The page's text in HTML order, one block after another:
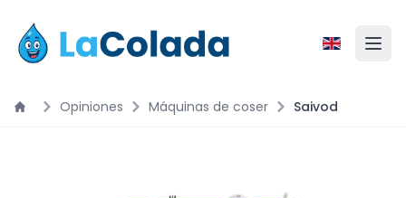
Opiniones Máquinas de coser Saivod